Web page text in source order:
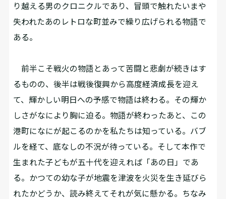
り越える男のクロニクルであり、冒頭で触れたいまや
失われたあのレトロな町並みで繰り広げられる物語で
ある。
前半こそ戦火の物語とあって苦闘と悲劇が続きはす
るものの、後半は戦後復興から高度経済成長を迎え
て、輝かしい明日への予感で物語は終わる。その輝か
しさがなにより胸に迫る。物語が終わったあと、この
港町になにが起こるのかを私たちは知っている。バブ
ルを経て、底なしの不況が待っている。そして本作で
生まれた子どもが五十代を迎えれば「あの日」であ
る。かつての幼な子が地震を津波を火災を生き延びら
れたかどうか、読み終えてそれが気に懸かる。ちなみ